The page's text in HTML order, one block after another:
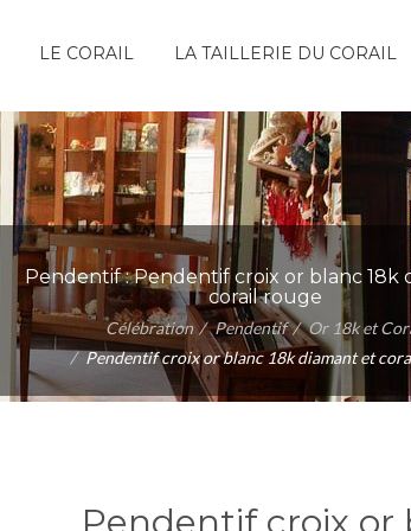
LE CORAIL LA TAILLERIE DU CORAIL
Pendentif :Pendentif croix or blanc 18k
corail rouge
Célébration Pendentif
Or 18k et
Pendentif croix or blanc 18k diamant et